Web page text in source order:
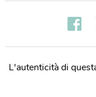
L'autenticità di